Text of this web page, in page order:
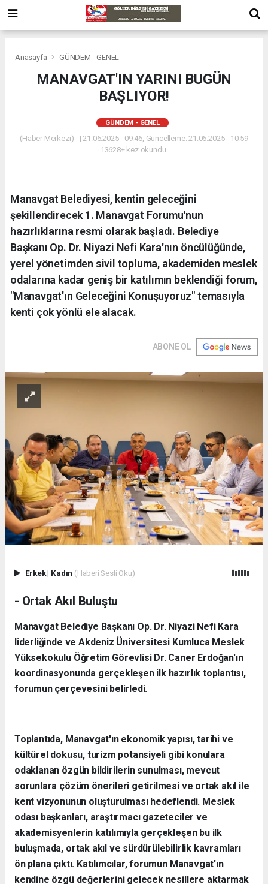
Anasayfa GÜNDEM - GENEL
MANAVGAT'IN YARINI BUGÜN
BAŞLIYOR!
GÜNDEM - GENEL
(Haber Merkezi) - | 21.06.2025 - 09:46, Güncelleme: 21.06.2025 - 10:59
13628+ kez okundu.
Manavgat Belediyesi, kentin geleceğini
şekillendirecek 1. Manavgat Forumu'nun
hazırlıklarına resmi olarak başladı. Belediye
Başkanı Op. Dr. Niyazi Nefi Kara'nın öncülüğünde,
yerel yönetimden sivil topluma, akademiden meslek
odalarına kadar geniş bir katılımın beklendiği forum,
"Manavgat'ın Geleceğini Konuşuyoruz" temasıyla
kenti çok yönlü ele alacak.
ABONE OL
Erkek| Kadın (Haberi Sesli Oku)
- Ortak Akıl Buluştu
Manavgat Belediye Başkanı Op. Dr. Niyazi Nefi Kara
liderliğinde ve Akdeniz Üniversitesi Kumluca Meslek
Yüksekokulu Öğretim Görevlisi Dr. Caner Erdoğan'ın
koordinasyonunda gerçekleşen ilk hazırlık toplantısı,
forumun çerçevesini belirledi.
Toplantıda, Manavgat'ın ekonomik yapısı, tarihi ve
kültürel dokusu, turizm potansiyeli gibi konulara
odaklanan özgün bildirilerin sunulması, mevcut
sorunlara çözüm önerileri getirilmesi ve ortak akıl ile
kent vizyonunun oluşturulması hedeflendi. Meslek
odası başkanları, araştırmacı gazeteciler ve
akademisyenlerin katılımıyla gerçekleşen bu ilk
buluşmada, ortak akıl ve sürdürülebilirlik kavramları
ön plana çıktı. Katılımcılar, forumun Manavgat'ın
kendine özgü değerlerini gelecek nesillere aktarmak